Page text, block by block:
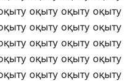
оқыту оқыту оқыту
оқыту оқыту оқыту
оқыту оқыту оқыту
оқыту оқыту оқыту
оқыту оқыту оқыту